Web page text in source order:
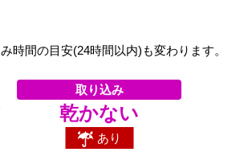
時間の目安(24時間以内)も変わります。
取り込み
乾かない
あり